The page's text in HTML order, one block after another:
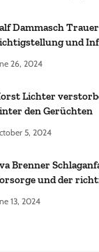
Dammasch
und
26, 2024
Lichter
den Gerüchten
5, 2024
Brenner
und der
13, 2024